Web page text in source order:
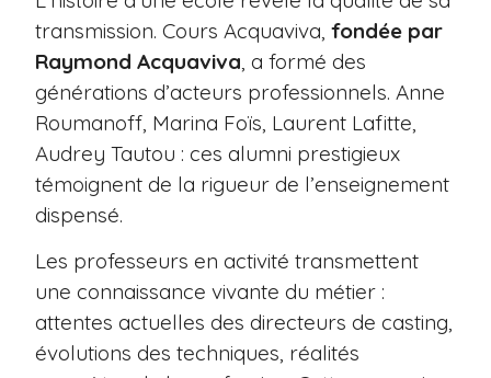
transmission. Cours Acquaviva,fondée par
Raymond Acquaviva , a formé des
générations d’acteurs professionnels. Anne
Roumanoff, Marina Foïs, Laurent Lafitte,
Audrey Tautou : ces alumni prestigieux
témoignent de la rigueur de l’enseignement
dispensé.
Les professeurs en activité transmettent
une connaissance vivante du métier :
attentes actuelles des directeurs de casting,
évolutions des techniques, réalités